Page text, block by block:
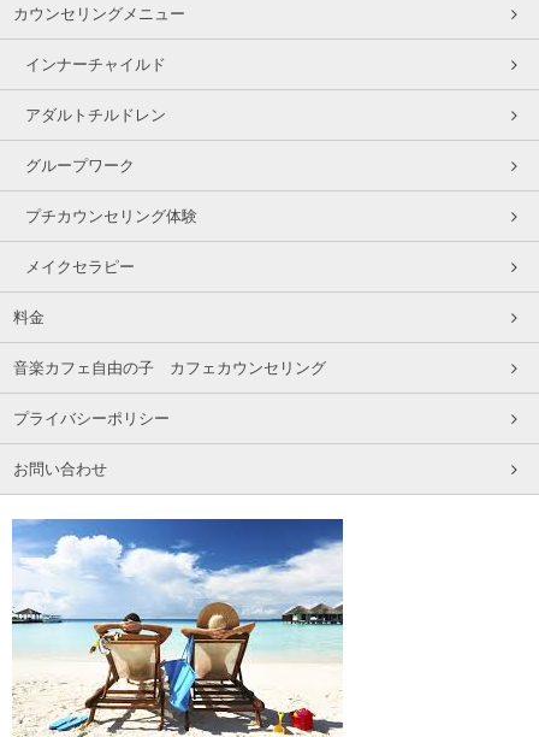
カウンセリングメニュー
インナーチャイルド
アダルトチルドレン
グループワーク
プチカウンセリング体験
メイクセラピー
料金
音楽カフェ自由の子 カフェカウンセリング
プライバシーポリシー
お問い合わせ